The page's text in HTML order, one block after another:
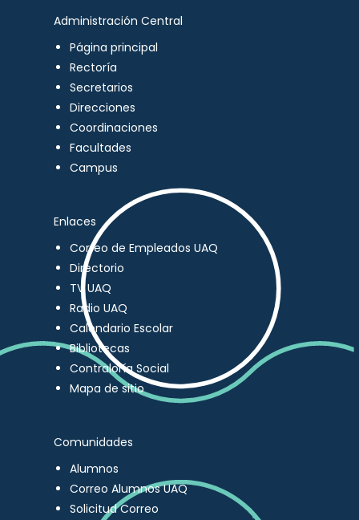
Administración Central
Página principal
Rectoría
Secretarios
Direcciones
Coordinaciones
Facultades
Campus
Enlaces
Correo de Empleados UAQ
Directorio
TV UAQ
Radio UAQ
Calendario Escolar
Bibliotecas
Contraloría Social
Mapa de sitio
Comunidades
Alumnos
Correo Alumnos UAQ
Solicitud Correo